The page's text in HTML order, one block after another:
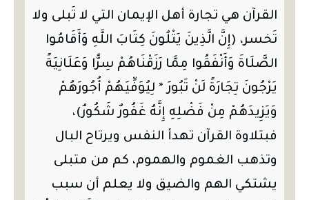
القرآن هي تجارة أهل الإيمان التي لا تَبلى ولا
تَخسر، (إِنَّ الَّذِينَ يَتْلُونَ كِتَابَ اللَّهِ وَأَقَامُوا
الصَّلَاةَ وَأَنْفَقُوا مِمَّا رَزَقْنَاهُمْ سِرًّا وَعَلَانِيَةً
يَرْجُونَ تِجَارَةً لَنْ تَبُورَ * لِيُوَفِّيَهُمْ أُجُورَهُمْ
وَيَزِيدَهُمْ مِنْ فَضْلِهِ إِنَّهُ غَفُورٌ شَكُورٌ)،
فبتلاوة القرآن تهدأ النفس ويرتاح البال
وتذهب الغموم والهموم، كم من متبلى
يشتكي الهم والضيق ولا يعلم أن سبب